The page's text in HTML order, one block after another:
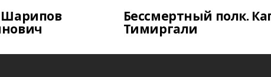
Шарипов Бессмертный полк.
Тимиргали